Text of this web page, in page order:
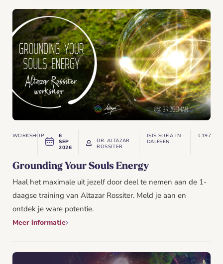
WORKSHOP
6
SEP
2026
DR. ALTAZAR
ROSSITER
ISIS SOFIA IN
DALFSEN
€197
Grounding Your Souls Energy
Haal het maximale uit jezelf door deel te nemen aan de 1-
daagse training van Altazar Rossiter. Meld je aan en
ontdek je ware potentie.
Meer informatie